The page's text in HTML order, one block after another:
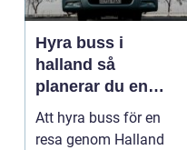
Hyra buss i
halland så
planerar du en
trygg och smidig
resa
Att hyra buss för en
resa genom Halland